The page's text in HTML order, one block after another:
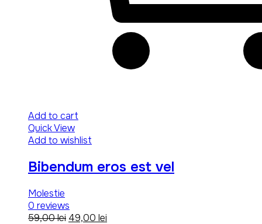
Add to cart
Quick View
Add to wishlist
Bibendum eros est vel
Molestie
0 reviews
59,00lei Original
49,00 lei